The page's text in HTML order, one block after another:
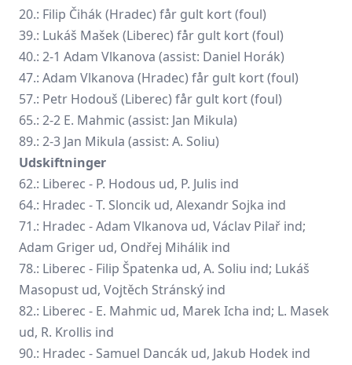
20.: Filip Čihák (Hradec) får gult kort (foul)
39.: Lukáš Mašek (Liberec) får gult kort (foul)
40.: 2-1 Adam Vlkanova (assist: Daniel Horák)
47.: Adam Vlkanova (Hradec) får gult kort (foul)
57.: Petr Hodouš (Liberec) får gult kort (foul)
65.: 2-2 E. Mahmic (assist: Jan Mikula)
89.: 2-3 Jan Mikula (assist: A. Soliu)
Udskiftninger
62.: Liberec - P. Hodous ud, P. Julis ind
64.: Hradec - T. Sloncik ud, Alexandr Sojka ind
71.: Hradec -Adam Vlkanova ud, Václav Pilař ind;
Adam Griger ud, Ondřej Mihálik ind
78.: Liberec - Filip Špatenka ud, A. Soliu ind; Lukáš
Masopust ud, Vojtěch Stránský ind
82.: Liberec - E. Mahmic ud, Marek Icha ind; L. Masek
ud, R. Krollis ind
90.: Hradec - Samuel Dancák ud, Jakub Hodek ind